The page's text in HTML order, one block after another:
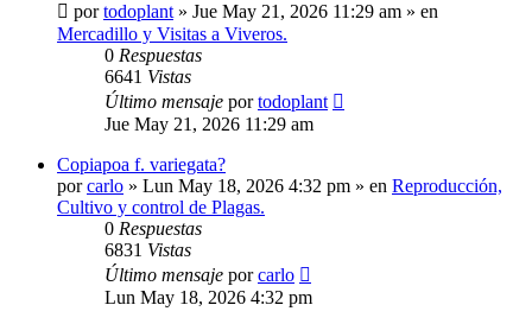
portodoplant » Jue May 21, 2026 11:29 am » en
Mercadillo y Visitas a Viveros.
0 Respuestas
6641 Vistas
Último mensaje portodoplant
Jue May 21, 2026 11:29 am
Copiapoa f. variegata?
porcarlo » Lun May 18, 2026 4:32 pm » en Reproducción,
Cultivo y control de Plagas.
0 Respuestas
6831 Vistas
Último mensaje porcarlo
Lun May 18, 2026 4:32 pm